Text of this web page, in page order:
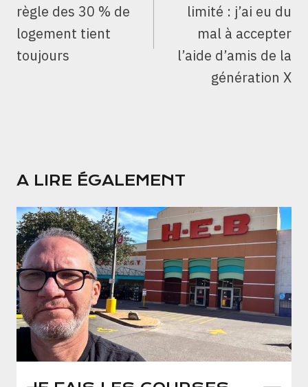
règle des 30 % de
logement tient
toujours
limité : j’ai eu du
mal à accepter
l’aide d’amis de la
génération X
A LIRE ÉGALEMENT